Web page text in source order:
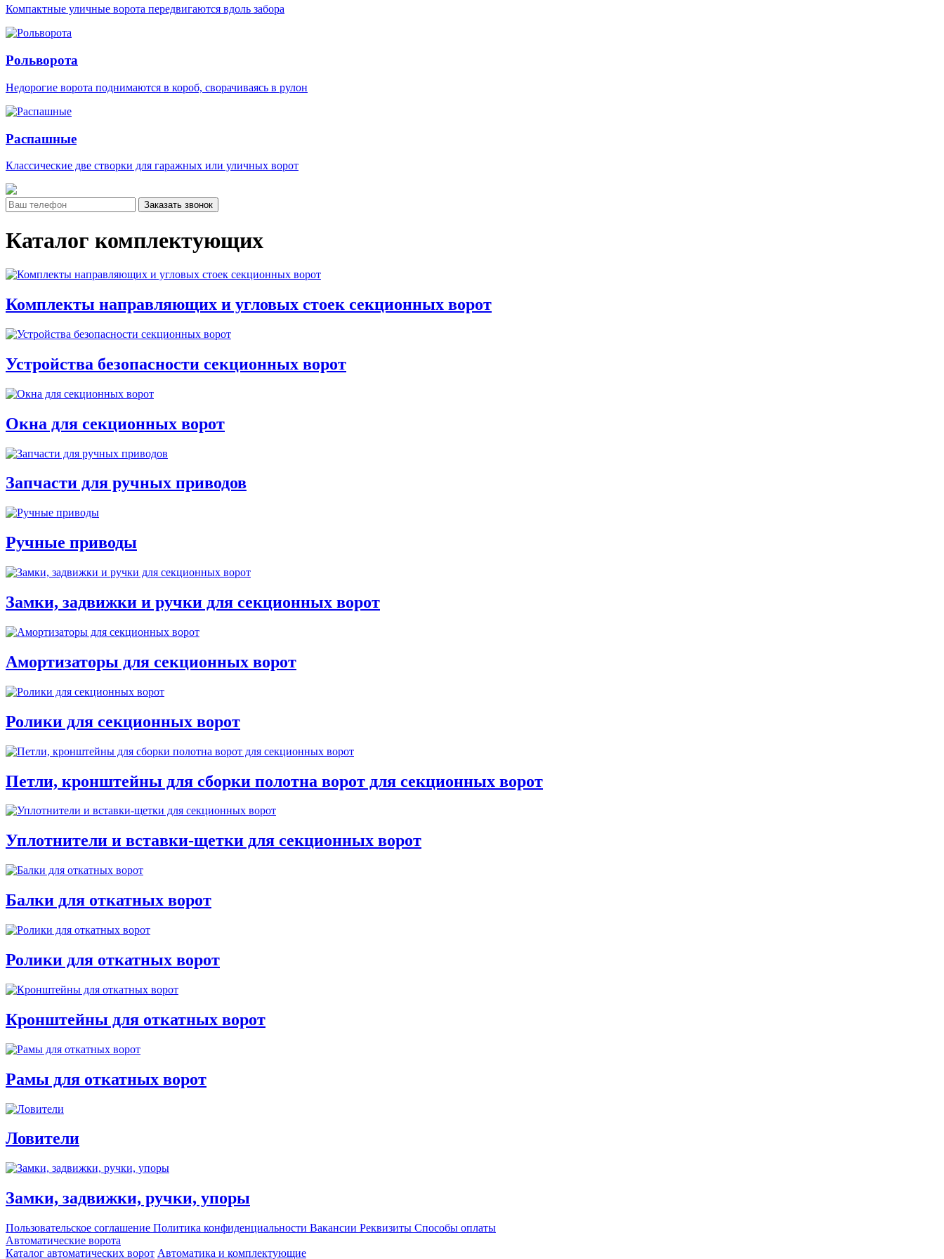
Компактные уличные ворота передвигаются вдоль забора
Рольворота
Недорогие ворота поднимаются в короб, сворачиваясь в рулон
Распашные
Классические две створки для гаражных или уличных ворот
Заказать звонок
Каталог комплектующих
Комплекты направляющих и угловых стоек секционных ворот
Устройства безопасности секционных ворот
Окна для секционных ворот
Запчасти для ручных приводов
Ручные приводы
Замки, задвижки и ручки для секционных ворот
Амортизаторы для секционных ворот
Ролики для секционных ворот
Петли, кронштейны для сборки полотна ворот для секционных ворот
Уплотнители и вставки-щетки для секционных ворот
Балки для откатных ворот
Ролики для откатных ворот
Кронштейны для откатных ворот
Рамы для откатных ворот
Ловители
Замки, задвижки, ручки, упоры
Пользовательское соглашение Политика конфиденциальности Вакансии Реквизиты Способы оплаты
Автоматические ворота
Каталог автоматических ворот Автоматика и комплектующие